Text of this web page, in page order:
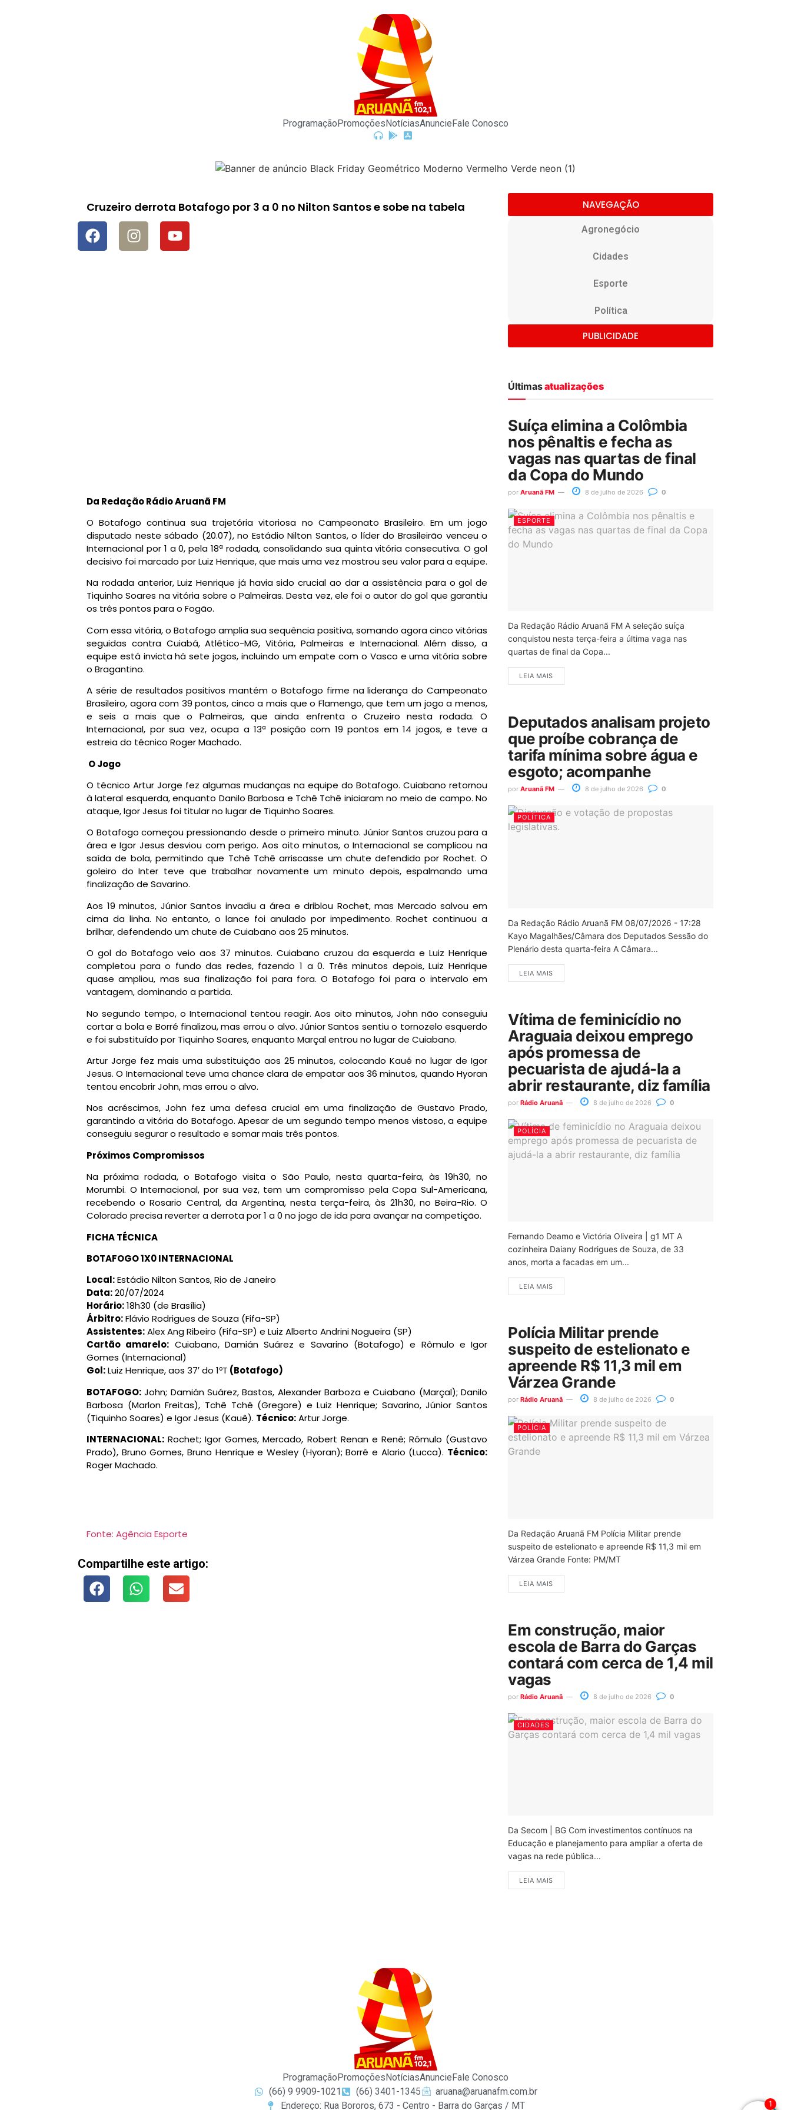
ProgramaçãoPromoçõesNotíciasAnuncieFale Conosco
Cruzeiro derrota Botafogo por 3 a 0 no Nilton Santos e sobe na tabela
Da Redação Rádio Aruanã FM
O Botafogo continua sua trajetória vitoriosa no Campeonato Brasileiro. Em um jogo
disputado neste sábado (20.07), no Estádio Nilton Santos, o líder do Brasileirão venceu o
Internacional por 1 a 0, pela 18ª rodada, consolidando sua quinta vitória consecutiva. O gol
decisivo foi marcado por Luiz Henrique, que mais uma vez mostrou seu valor para a equipe.
Na rodada anterior, Luiz Henrique já havia sido crucial ao dar a assistência para o gol de
Tiquinho Soares na vitória sobre o Palmeiras. Desta vez, ele foi o autor do gol que garantiu
os três pontos para o Fogão.
Com essa vitória, o Botafogo amplia sua sequência positiva, somando agora cinco vitórias
seguidas contra Cuiabá, Atlético-MG, Vitória, Palmeiras e Internacional. Além disso, a
equipe está invicta há sete jogos, incluindo um empate com o Vasco e uma vitória sobre
o Bragantino.
A série de resultados positivos mantém o Botafogo firme na liderança do Campeonato
Brasileiro, agora com 39 pontos, cinco a mais que o Flamengo, que tem um jogo a menos,
e seis a mais que o Palmeiras, que ainda enfrenta o Cruzeiro nesta rodada. O
Internacional, por sua vez, ocupa a 13ª posição com 19 pontos em 14 jogos, e teve a
estreia do técnico Roger Machado.
O Jogo
O técnico Artur Jorge fez algumas mudanças na equipe do Botafogo. Cuiabano retornou
à lateral esquerda, enquanto Danilo Barbosa e Tchê Tchê iniciaram no meio de campo. No
ataque, Igor Jesus foi titular no lugar de Tiquinho Soares.
O Botafogo começou pressionando desde o primeiro minuto. Júnior Santos cruzou para a
área e Igor Jesus desviou com perigo. Aos oito minutos, o Internacional se complicou na
saída de bola, permitindo que Tchê Tchê arriscasse um chute defendido por Rochet. O
goleiro do Inter teve que trabalhar novamente um minuto depois, espalmando uma
finalização de Savarino.
Aos 19 minutos, Júnior Santos invadiu a área e driblou Rochet, mas Mercado salvou em
cima da linha. No entanto, o lance foi anulado por impedimento. Rochet continuou a
brilhar, defendendo um chute de Cuiabano aos 25 minutos.
O gol do Botafogo veio aos 37 minutos. Cuiabano cruzou da esquerda e Luiz Henrique
completou para o fundo das redes, fazendo 1 a 0. Três minutos depois, Luiz Henrique
quase ampliou, mas sua finalização foi para fora. O Botafogo foi para o intervalo em
vantagem, dominando a partida.
No segundo tempo, o Internacional tentou reagir. Aos oito minutos, John não conseguiu
cortar a bola e Borré finalizou, mas errou o alvo. Júnior Santos sentiu o tornozelo esquerdo
e foi substituído por Tiquinho Soares, enquanto Marçal entrou no lugar de Cuiabano.
Artur Jorge fez mais uma substituição aos 25 minutos, colocando Kauê no lugar de Igor
Jesus. O Internacional teve uma chance clara de empatar aos 36 minutos, quando Hyoran
tentou encobrir John, mas errou o alvo.
Nos acréscimos, John fez uma defesa crucial em uma finalização de Gustavo Prado,
garantindo a vitória do Botafogo. Apesar de um segundo tempo menos vistoso, a equipe
conseguiu segurar o resultado e somar mais três pontos.
Próximos Compromissos
Na próxima rodada, o Botafogo visita o São Paulo, nesta quarta-feira, às 19h30, no
Morumbi. O Internacional, por sua vez, tem um compromisso pela Copa Sul-Americana,
recebendo o Rosario Central, da Argentina, nesta terça-feira, às 21h30, no Beira-Rio. O
Colorado precisa reverter a derrota por 1 a 0 no jogo de ida para avançar na competição.
FICHA TÉCNICA
BOTAFOGO 1X0 INTERNACIONAL
Local:Estádio Nilton Santos, Rio de Janeiro
Data:20/07/2024
Horário:18h30 (de Brasília)
Árbitro:Flávio Rodrigues de Souza (Fifa-SP)
Assistentes:Alex Ang Ribeiro (Fifa-SP) e Luiz Alberto Andrini Nogueira (SP)
Cartão amarelo: Cuiabano, Damián Suárez e Savarino (Botafogo) e Rômulo e Igor
Gomes (Internacional)
Gol:Luiz Henrique, aos 37′ do 1ºT (Botafogo)
BOTAFOGO: John; Damián Suárez, Bastos, Alexander Barboza e Cuiabano (Marçal); Danilo
Barbosa (Marlon Freitas), Tchê Tchê (Gregore) e Luiz Henrique; Savarino, Júnior Santos
(Tiquinho Soares) e Igor Jesus (Kauê). Técnico:Artur Jorge.
INTERNACIONAL: Rochet; Igor Gomes, Mercado, Robert Renan e Renê; Rômulo (Gustavo
Prado), Bruno Gomes, Bruno Henrique e Wesley (Hyoran); Borré e Alario (Lucca). Técnico:
Roger Machado.
Fonte: Agência Esporte
Compartilhe este artigo:
NAVEGAÇÃO
Agronegócio
Cidades
Esporte
Política
PUBLICIDADE
Últimasatualizações
Suíça elimina a Colômbia
nos pênaltis e fecha as
vagas nas quartas de final
da Copa do Mundo
por Aruanã FM 8 de julho de 2026 0
ESPORTE
Da Redação Rádio Aruanã FM A seleção suíça
conquistou nesta terça-feira a última vaga nas
quartas de final da Copa...
LEIA MAIS
Deputados analisam projeto
que proíbe cobrança de
tarifa mínima sobre água e
esgoto; acompanhe
por Aruanã FM 8 de julho de 2026 0
POLÍTICA
Da Redação Rádio Aruanã FM 08/07/2026 - 17:28
Kayo Magalhães/Câmara dos Deputados Sessão do
Plenário desta quarta-feira A Câmara...
LEIA MAIS
Vítima de feminicídio no
Araguaia deixou emprego
após promessa de
pecuarista de ajudá-la a
abrir restaurante, diz família
por Rádio Aruanã 8 de julho de 2026 0
POLÍCIA
Fernando Deamo e Victória Oliveira | g1 MT A
cozinheira Daiany Rodrigues de Souza, de 33
anos, morta a facadas em um...
LEIA MAIS
Polícia Militar prende
suspeito de estelionato e
apreende R$ 11,3 mil em
Várzea Grande
por Rádio Aruanã 8 de julho de 2026 0
POLÍCIA
Da Redação Aruanã FM Polícia Militar prende
suspeito de estelionato e apreende R$ 11,3 mil em
Várzea Grande Fonte: PM/MT
LEIA MAIS
Em construção, maior
escola de Barra do Garças
contará com cerca de 1,4 mil
vagas
por Rádio Aruanã 8 de julho de 2026 0
CIDADES
Da Secom | BG Com investimentos contínuos na
Educação e planejamento para ampliar a oferta de
vagas na rede pública...
LEIA MAIS
ProgramaçãoPromoçõesNotíciasAnuncieFale Conosco
(66) 9 9909-1021
(66) 3401-1345
aruana@aruanafm.com.br
Endereço: Rua Bororos, 673 - Centro - Barra do Garças / MT
1